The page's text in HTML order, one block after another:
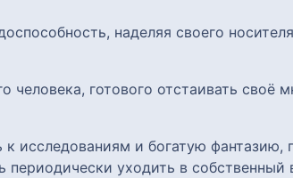
наделяя своего
готового отстаивать своё
исследованиям и богатую
уходить в собственный